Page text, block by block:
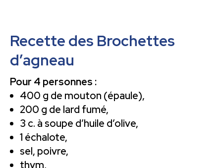
Recette des Brochettes
d’agneau
Pour 4 personnes :
400 g de mouton (épaule),
200 g de lard fumé,
3 c. à soupe d’huile d’olive,
1 échalote,
sel, poivre,
thym,